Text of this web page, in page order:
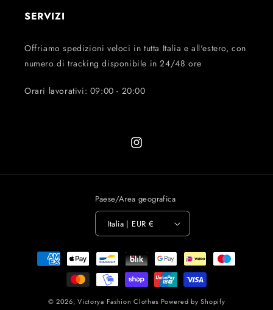
SERVIZI
Offriamo spedizioni veloci in tutta Italia e all'estero, con
numero di tracking disponibile in 24/48 ore
Orari lavorativi: 09:00 - 20:00
Instagram
Paese/Area geografica
Italia | EUR €
Metodi
pagamento
© 2026,Victorya Fashion Clothes Powered by Shopify